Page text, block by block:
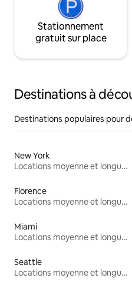
Stationnement
gratuit sur place
Destinations à
Destinations populaires pour
New York
Locations moyenne et longue durée
Florence
Locations moyenne et longue durée
Miami
Locations moyenne et longue durée
Seattle
Locations moyenne et longue durée